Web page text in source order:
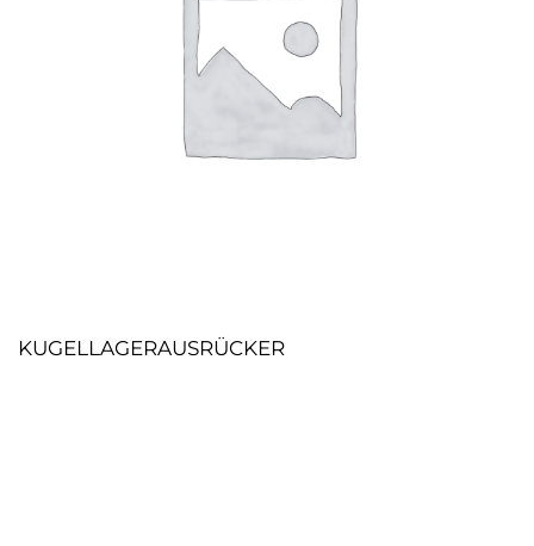
KUGELLAGERAUSRÜCKER